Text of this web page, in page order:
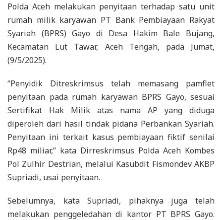
Polda Aceh melakukan penyitaan terhadap satu unit
rumah milik karyawan PT Bank Pembiayaan Rakyat
Syariah (BPRS) Gayo di Desa Hakim Bale Bujang,
Kecamatan Lut Tawar, Aceh Tengah, pada Jumat,
(9/5/2025).
“Penyidik Ditreskrimsus telah memasang pamflet
penyitaan pada rumah karyawan BPRS Gayo, sesuai
Sertifikat Hak Milik atas nama AP yang diduga
diperoleh dari hasil tindak pidana Perbankan Syariah.
Penyitaan ini terkait kasus pembiayaan fiktif senilai
Rp48 miliar,” kata Dirreskrimsus Polda Aceh Kombes
Pol Zulhir Destrian, melalui Kasubdit Fismondev AKBP
Supriadi, usai penyitaan.
Sebelumnya, kata Supriadi, pihaknya juga telah
melakukan penggeledahan di kantor PT BPRS Gayo.